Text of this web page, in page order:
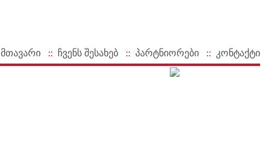
მთავარი :: ჩვენს შესახებ :: პარტნიორები :: კონტაქტი